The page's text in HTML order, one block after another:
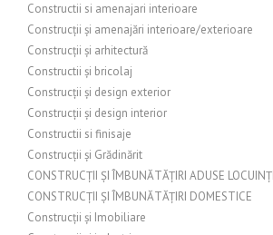
Constructii si amenajari interioare
Construcții și amenajări interioare/exterioare
Construcții și arhitectură
Constructii și bricolaj
Construcții și design exterior
Construcții și design interior
Constructii si finisaje
Construcții și Grădinărit
CONSTRUCȚII ȘI ÎMBUNĂTĂȚIRI ADUSE
CONSTRUCȚII ȘI ÎMBUNĂTĂȚIRI DOMESTICE
Construcții și Imobiliare